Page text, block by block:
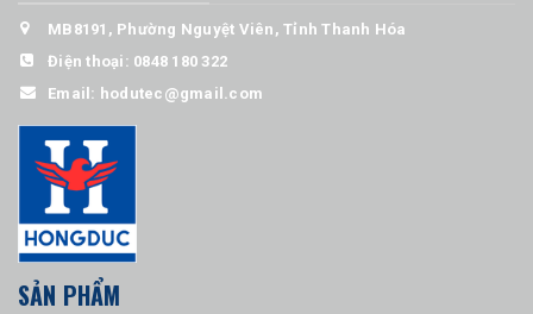
MB8191, Phường Nguyệt Viên, Tỉnh Thanh Hóa
Điện thoại: 0848 180 322
Email: hodutec@gmail.com
SẢN PHẨM